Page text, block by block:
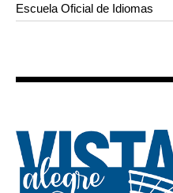
Escuela Oficial de Idiomas